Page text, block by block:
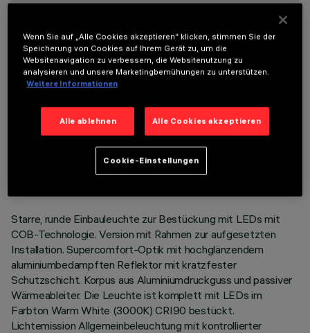
OPTIONALE KOMPONENTEN
TECHNISCHE DATEN
LETZTES UPDATE: 07.08.2026
Starre, runde Einbauleuchte zur Bestückung mit LEDs mit
COB-Technologie. Version mit Rahmen zur aufgesetzten
Installation. Supercomfort-Optik mit hochglänzendem
aluminiumbedampften Reflektor mit kratzfester
Schutzschicht. Korpus aus Aluminiumdruckguss und passiver
Wärmeableiter. Die Leuchte ist komplett mit LEDs im
Farbton Warm White (3000K) CRI90 bestückt.
Lichtemission Allgemeinbeleuchtung mit kontrollierter
Wenn Sie auf „Alle Cookies akzeptieren“ klicken, stimmen Sie der
Speicherung von Cookies auf Ihrem Gerät zu, um die
Websitenavigation zu verbessern, die Websitenutzung zu
analysieren und unsere Marketingbemühungen zu unterstützen.
Weitere Informationen
Alle ablehnen Alle Cookies akzeptieren
Cookie-Einstellungen